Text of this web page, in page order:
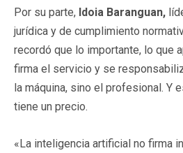
Por su parte, Idoia Baranguan,
jurídica y de cumplimiento
recordó que lo importante, lo que
firma el servicio y se
la máquina, sino el profesional. Y
tiene un precio.
«La inteligencia artificial no firma